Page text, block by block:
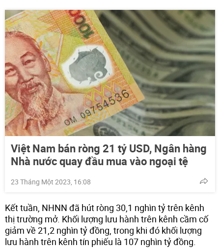
Việt Nam bán ròng 21 tỷ USD, Ngân hàng
Nhà nước quay đầu mua vào ngoại tệ
23 Tháng Một 2023, 16:08
Kết tuần, NHNN đã hút ròng 30,1 nghìn tỷ trên kênh
thị trường mở. Khối lượng lưu hành trên kênh cầm cố
giảm về 21,2 nghìn tỷ đồng, trong khi đó khối lượng
lưu hành trên kênh tín phiếu là 107 nghìn tỷ đồng.